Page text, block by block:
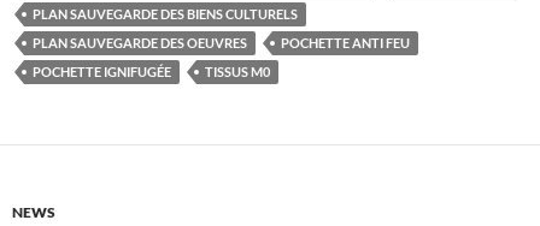
PLAN SAUVEGARDE DES BIENS CULTURELS
PLAN SAUVEGARDE DES OEUVRES
POCHETTE ANTI FEU
POCHETTE IGNIFUGÉE
TISSUS M0
NEWS